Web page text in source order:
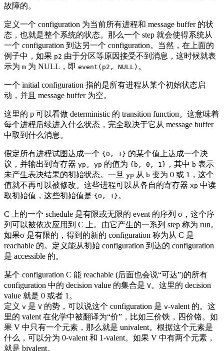
故障的。
定义一个 configuration 为当前所有进程和 message buffer 的状
态，也就是整个系统的状态。那么一个 step 就会使得系统从
一个 configuration 到达另一个 configuration。当然，在上面的
例子中，如果 p2 由于分区等原因接受不到消息，这时候就表
示为 m 为 NULL，即 event(p2, NULL) 。
一个 initial configuration 指的是所有进程从某个初始状态启
动，并且 message buffer 为空。
这里的 p 可以看做 deterministic 的 transition function。这意味着
每个进程后续进入什么状态，完全取决于它从 message buffer
中取到什么消息。
假定所有进程试图达成一个 {0, 1} 的某个值上达成一个决
议，并输出到寄存器 yp 。 yp 的值为 {b, 0, 1} ，其中 b 表示
未产生表决结果的初始状态。一旦 yp 从 b 变为 0 或 1，这个
值就不再可以被修改。这些进程可以从各自的寄存器 xp 中读
取初始值，这些初始值是 {0, 1} 。
C 上的一个 schedule 是有限或无限的 event 的序列 σ，这个序
列可以被依次应用到 C 上。由它产生的一系列 step 称为 run。
如果σ 是有限的，得到的新的 configuration 称为从 C 是
reachable 的。定义能从初始 configuration 到达的 configuration
是 accessible 的。
某个 configuration C 能 reachable (后面也会说“可达”)的所有
configuration 中的 decision value 的集合是 V。这里的 decision
value 就是 0 或者 1。
定义 v 是 V 的势，可以说这个 configuration 是 v-valent 的。这
里的 valent 在化学中被翻译为“价”，比如三价铁，四价铬。如
果 V 中只有一个元素，那么就是 univalent。根据这个元素是
什么，可以分为 0-valent 和 1-valent。如果 V 中有两个元素，
就是 bivalent。